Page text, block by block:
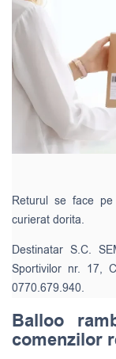
Returul se face
curierat dorita.
Destinatar S.C.
Sportivilor nr. 17,
0770.679.940.
Balloo
comenzilor